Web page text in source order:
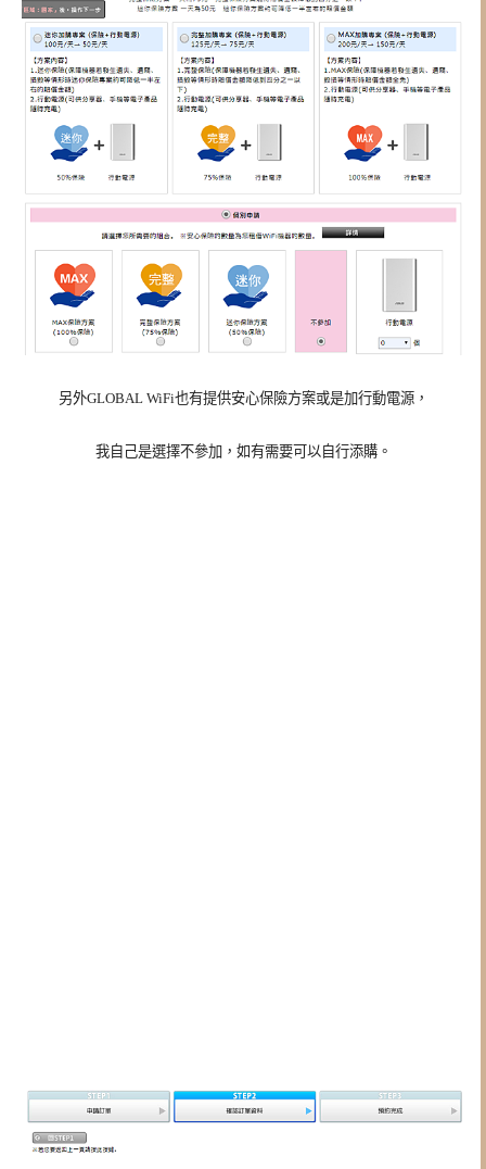
另外GLOBAL WiFi也有提供安心保險方案或是加行動電源，
我自己是選擇不參加，如有需要可以自行添購。